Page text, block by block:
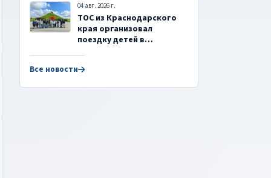
04 авг. 2026 г.
ТОС из Краснодарского
края организовал
поездку детей в
Все новости